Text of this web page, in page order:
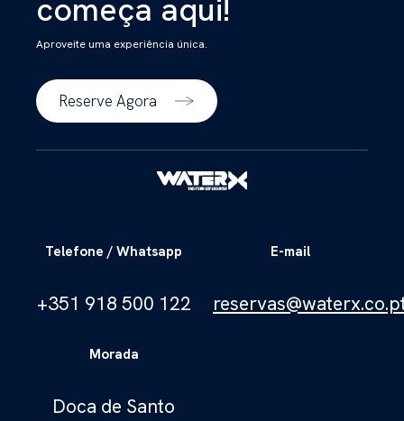
começa aqui!
Aproveite uma experiência única.
Reserve Agora
Telefone / Whatsapp
+351 918 500 122
E-mail
Morada
Doca de Santo